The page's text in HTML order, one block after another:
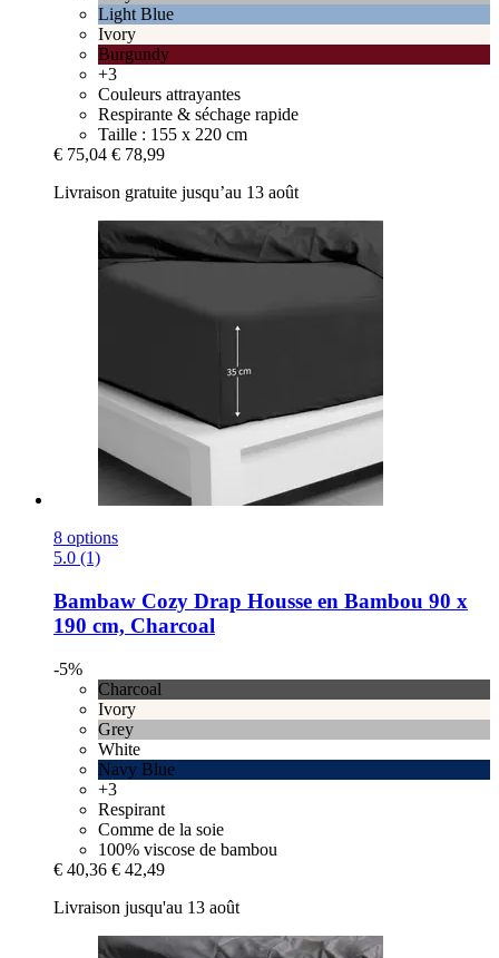
Light Blue
Ivory
Burgundy
+3
Couleurs attrayantes
Respirante & séchage rapide
Taille : 155 x 220 cm
€ 75,04 € 78,99
Livraison gratuite jusqu’au 13 août
8 options
5.0 (1)
Bambaw Cozy Drap Housse en Bambou 90 x
190 cm, Charcoal
-5%
Charcoal
Ivory
Grey
White
Navy Blue
+3
Respirant
Comme de la soie
100% viscose de bambou
€ 40,36 € 42,49
Livraison jusqu'au 13 août